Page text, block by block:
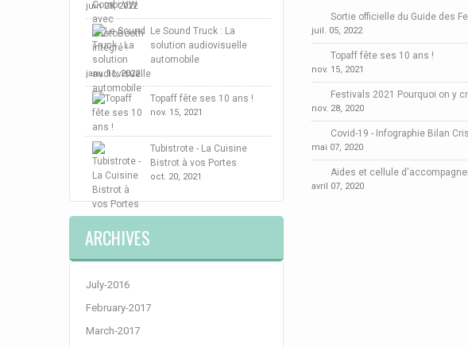
juin 28, 2022
Le Sound Truck : La
solution audiovisuelle
automobile
janv. 11, 2022
Topaff fête ses 10 ans !
nov. 15, 2021
Tubistrote - La Cuisine
Bistrot à vos Portes
oct. 20, 2021
ARCHIVES
July-2016
February-2017
March-2017
Sortie officielle du Guide des
juil. 05, 2022
Topaff fête ses 10 ans !
nov. 15, 2021
Festivals 2021 Pourquoi on y
nov. 28, 2020
Covid-19 - Infographie Bilan
mai 07, 2020
Aides et cellule
avril 07, 2020